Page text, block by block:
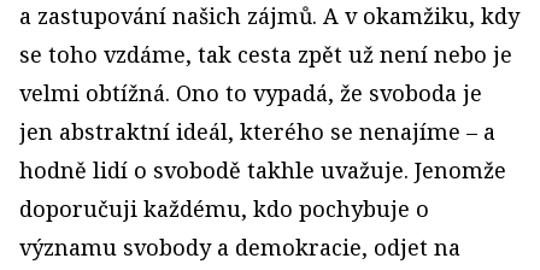
a zastupování našich zájmů. A v okamžiku, kdy
se toho vzdáme, tak cesta zpět už není nebo je
velmi obtížná. Ono to vypadá, že svoboda je
jen abstraktní ideál, kterého se nenajíme – a
hodně lidí o svobodě takhle uvažuje. Jenomže
doporučuji každému, kdo pochybuje o
významu svobody a demokracie, odjet na